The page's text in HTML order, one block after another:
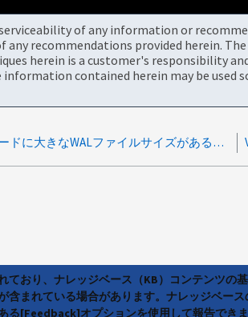
of any information or
recommendations provided herein.
herein is a customer's responsibility
contained herein may be used
パートナーノードに大きなWALファイルサイズがあるため、ノードのVLDBがオフラインになっています
おり、ナレッジベース（KB）コンテンツの
まれている場合があります。ナレッジベー
[Feedback]オプションを使用して報告できま